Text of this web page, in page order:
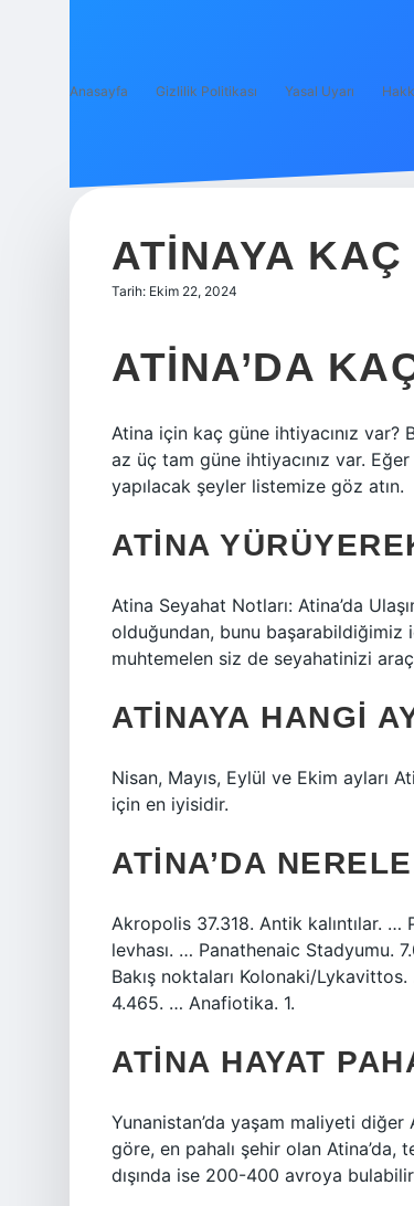
Anasayfa Gizlilik Politikası Yasal Uyarı
ATINAYA
Tarih: Ekim 22, 2024
ATINA’DA
Atina için kaç güne ihtiyacınız var?
az üç tam güne ihtiyacınız var.
yapılacak şeyler listemize göz atın.
ATINA
Atina Seyahat Notları: Atina’da
olduğundan, bunu başarabildiğimiz
muhtemelen siz de seyahatinizi
ATINAYA HANGI
Nisan, Mayıs, Eylül ve Ekim ayları
için en iyisidir.
ATINA’DA
Akropolis 37.318. Antik kalıntılar. …
levhası. … Panathenaic Stadyumu.
Bakış noktaları Kolonaki/
4.465. … Anafiotika. 1.
ATINA HAYAT
Yunanistan’da yaşam maliyeti
göre, en pahalı şehir olan
dışında ise 200-400 avroya